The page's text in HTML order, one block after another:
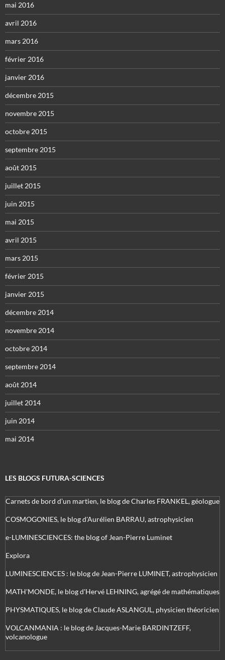
mai 2016
avril 2016
mars 2016
février 2016
janvier 2016
décembre 2015
novembre 2015
octobre 2015
septembre 2015
août 2015
juillet 2015
juin 2015
mai 2015
avril 2015
mars 2015
février 2015
janvier 2015
décembre 2014
novembre 2014
octobre 2014
septembre 2014
août 2014
juillet 2014
juin 2014
mai 2014
LES BLOGS FUTURA-SCIENCES
Carnets de bord d’un martien, le blog de Charles FRANKEL, géologue
COSMOGONIES, le blog d'Aurélien BARRAU, astrophysicien
e-LUMINESCIENCES: the blog of Jean-Pierre Luminet
Explora
LUMINESCIENCES : le blog de Jean-Pierre LUMINET, astrophysicien
MATH'MONDE, le blog d'Hervé LEHNING, agrégé de mathématiques
PHYSMATIQUES, le blog de Claude ASLANGUL, physicien théoricien
VOLCANMANIA : le blog de Jacques-Marie BARDINTZEFF,
volcanologue